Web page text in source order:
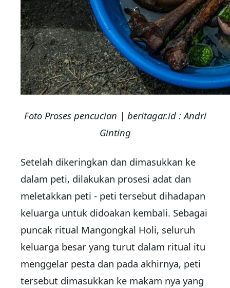
Foto Proses pencucian | beritagar.id : Andri
Ginting
Setelah dikeringkan dan dimasukkan ke
dalam peti, dilakukan prosesi adat dan
meletakkan peti - peti tersebut dihadapan
keluarga untuk didoakan kembali. Sebagai
puncak ritual Mangongkal Holi, seluruh
keluarga besar yang turut dalam ritual itu
menggelar pesta dan pada akhirnya, peti
tersebut dimasukkan ke makam nya yang